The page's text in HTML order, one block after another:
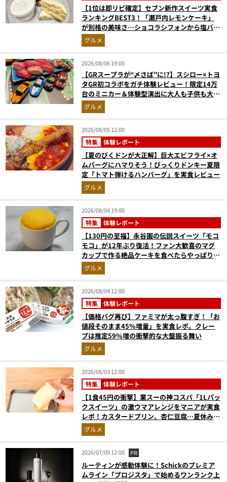
【1位は即リピ確定】セブン新作スイーツ実食
ランキングBEST3！「瀬戸内レモンケーキ」
が別格の美味さ…ショコラシフォンから塩バニ
ラプリンまで本気レビュー
グルメ
2026/08/06 19:00
【GRスープラが“〆さば”に!?】スシロー×トヨ
タGR初コラボをガチ体験レビュー！限定14万
台のミニカー＆体験型演出に大人も子供も大興
奮間違いなし
グルメ
2026/08/05 12:00
特集 体験レポート
【夏のびくドンが大正解】巨大エビフライ×オ
ムバーグにハマりそう！びっくりドンキー夏限
定「トマト弾けるハンバーグ」を実食レビュー
グルメ
2026/08/04 19:00
特集 体験レポート
【130円の至福】永谷園の伝説スイーツ「モコ
モコ」が12年ぶり復活！ファン大歓喜のマグ
カップで作る絶品ケーキを食べたらやっぱり最
高にウマかった
グルメ
2026/08/04 12:00
特集 体験レポート
【価格バグ再び】ファミマが太っ腹すぎ！「お
値段そのまま45%増量」を実食レポ。クレー
プは推定59%増の衝撃的な大盤振る舞い
グルメ
2026/08/03 12:00
特集 体験レポート
【1食45円の衝撃】業スーの神コスパ「1Lパッ
クスイーツ」の激ウマアレンジをマニアが実食
レポ！カスタードプリン、杏仁豆腐…夏休みの
おやつに最強すぎた
グルメ
2026/07/09 12:00 PR
ルーティンが感動体験に！Schickのプレミア
ムライン「プロジスタ」で始めるワンランク上